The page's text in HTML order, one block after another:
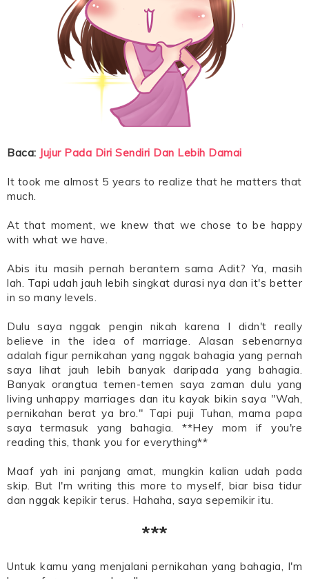
Baca: Jujur Pada Diri Sendiri Dan Lebih Damai
It took me almost 5 years to realize that he matters that
much.
At that moment, we knew that we chose to be happy
with what we have.
Abis itu masih pernah berantem sama Adit? Ya, masih
lah. Tapi udah jauh lebih singkat durasi nya dan it's better
in so many levels.
Dulu saya nggak pengin nikah karena I didn't really
believe in the idea of marriage. Alasan sebenarnya
adalah figur pernikahan yang nggak bahagia yang pernah
saya lihat jauh lebih banyak daripada yang bahagia.
Banyak orangtua temen-temen saya zaman dulu yang
living unhappy marriages dan itu kayak bikin saya "Wah,
pernikahan berat ya bro." Tapi puji Tuhan, mama papa
saya termasuk yang bahagia. **Hey mom if you're
reading this, thank you for everything**
Maaf yah ini panjang amat, mungkin kalian udah pada
skip. But I'm writing this more to myself, biar bisa tidur
dan nggak kepikir terus. Hahaha, saya sepemikir itu.
***
Untuk kamu yang menjalani pernikahan yang bahagia, I'm